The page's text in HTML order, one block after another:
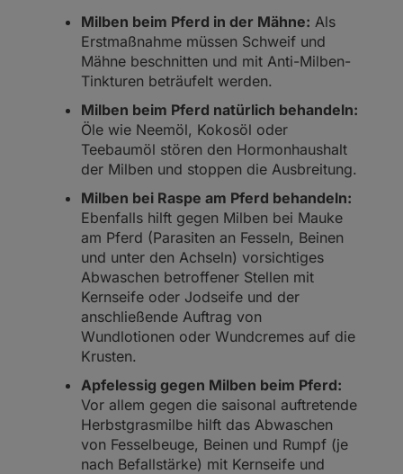
Milben beim Pferd in der Mähne: Als
Erstmaßnahme müssen Schweif und
Mähne beschnitten und mit Anti-Milben-
Tinkturen beträufelt werden.
Milben beim Pferd natürlich behandeln:
Öle wie Neemöl, Kokosöl oder
Teebaumöl stören den Hormonhaushalt
der Milben und stoppen die Ausbreitung.
Milben bei Raspe am Pferd behandeln:
Ebenfalls hilft gegen Milben bei Mauke
am Pferd (Parasiten an Fesseln, Beinen
und unter den Achseln) vorsichtiges
Abwaschen betroffener Stellen mit
Kernseife oder Jodseife und der
anschließende Auftrag von
Wundlotionen oder Wundcremes auf die
Krusten.
Apfelessig gegen Milben beim Pferd:
Vor allem gegen die saisonal auftretende
Herbstgrasmilbe hilft das Abwaschen
von Fesselbeuge, Beinen und Rumpf (je
nach Befallstärke) mit Kernseife und